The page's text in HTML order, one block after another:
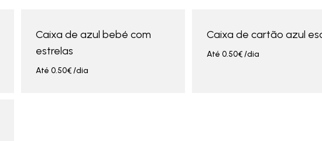
Caixa de azul bebé com
estrelas
Até 0.50€/dia
Caixa de cartão azul
Até 0.50€/dia